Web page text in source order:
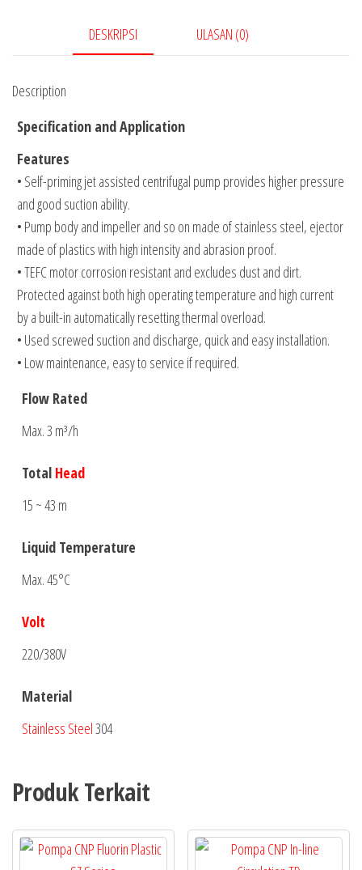
DESKRIPSI ULASAN (0)
Description
Specification and Application
Features
• Self-priming jet assisted centrifugal pump provides higher pressure
and good suction ability.
• Pump body and impeller and so on made of stainless steel, ejector
made of plastics with high intensity and abrasion proof.
• TEFC motor corrosion resistant and excludes dust and dirt.
Protected against both high operating temperature and high current
by a built-in automatically resetting thermal overload.
• Used screwed suction and discharge, quick and easy installation.
• Low maintenance, easy to service if required.
Flow Rated
Max. 3 m³/h
Total Head
15 ~ 43 m
Liquid Temperature
Max. 45°C
Volt
220/380V
Material
Stainless Steel304
Produk Terkait